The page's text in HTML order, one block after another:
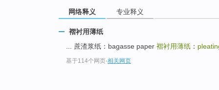
网络释义 专业释义
褶衬用薄纸
... 蔗渣浆纸：bagasse paper 褶衬用薄纸 ：
基于114个网页-相关网页